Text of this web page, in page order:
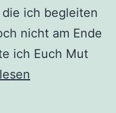
ich begleiten
nicht am Ende
ich Euch Mut